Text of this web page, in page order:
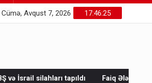
17:46:26
Cümə, Avqust 7, 2026
Faiq Ələkbərlinin “Türk xalqları